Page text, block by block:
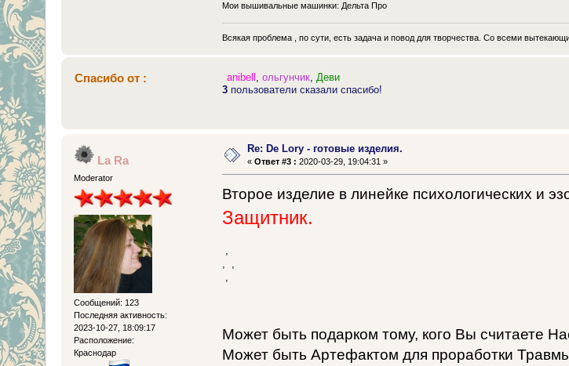
Мои вышивальные машинки: Дельта Про
Всякая проблема , по сути, есть задача и повод для творчества. Со всеми
Спасибо от : anibell ,ольгунчик,Деви
3пользователи сказали спасибо!
La Ra
Moderator
Сообщений: 123
Последняя активность:
2023-10-27, 18:09:17
Расположение:
Краснодар
Re: De Lory - готовые изделия.
«Ответ #3 : 2020-03-29, 19:04:31 »
Второе изделие в линейке психологических и
Защитник.
,
,
,
,
Может быть подарком тому, кого Вы считаете
Может быть Артефактом для проработки